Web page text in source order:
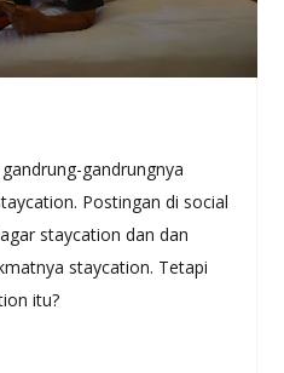
gandrungnya
Postingan di social
staycation dan dan
staycation. Tetapi
itu?